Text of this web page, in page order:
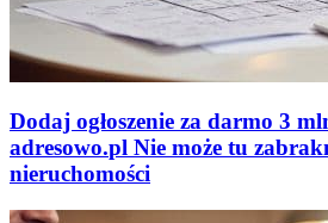
Dodaj ogłoszenie za darmo 3
adresowo.pl Nie może tu
nieruchomości